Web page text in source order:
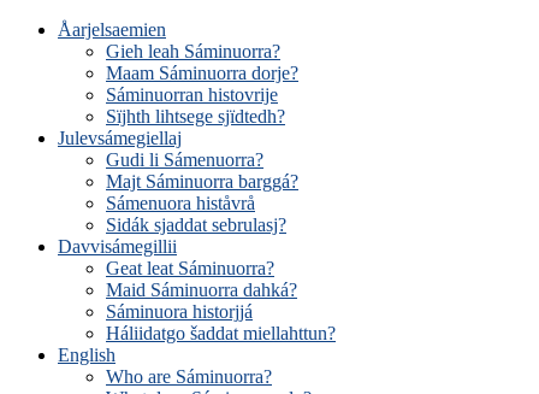
Åarjelsaemien
Gieh leah Sáminuorra?
Maam Sáminuorra dorje?
Sáminuorran histovrije
Sïjhth lihtsege sjïdtedh?
Julevsámegiellaj
Gudi li Sámenuorra?
Majt Sáminuorra barggá?
Sámenuora histåvrå
Sidák sjaddat sebrulasj?
Davvisámegillii
Geat leat Sáminuorra?
Maid Sáminuorra dahká?
Sáminuora historjjá
Háliidatgo šaddat miellahttun?
English
Who are Sáminuorra?